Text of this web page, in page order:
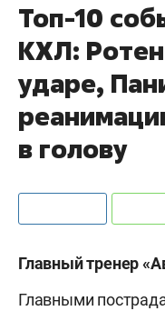
Топ-10
КХЛ:
ударе,
в голову
Главный тренер
Главными